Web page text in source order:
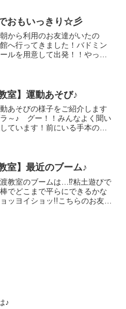
見られましたが...
おもいっきり☆彡
から利用のお友達がいたの
へ行ってきました！バドミン
ルを用意して出発！！やって
次はサッ...
室】運動あそび♪
あそびの様子をご紹介します
～♪ グー！！みんなよく聞い
ています！前にいる手本の人
、一所懸命お腹...
室】最近のブーム♪
教室のブームは…⁉粘土遊びで
でどこまで平らにできるかな
ッヨイショッ!!こちらのお友達
♪